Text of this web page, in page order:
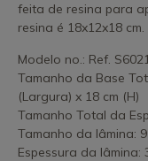
feita de resina para
resina é 18x12x18
Modelo no.: Ref.
Tamanho da Base
(Largura) x 18 cm (H)
Tamanho Total da
Tamanho da lâmina:
Espessura da lâmina: